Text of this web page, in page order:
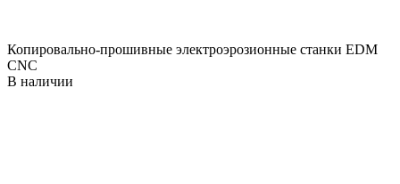
Копировально-прошивные электроэрозионные станки EDM
CNC
В наличии